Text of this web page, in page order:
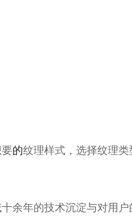
的纹理样式，选择纹理
余年的技术沉淀与对用